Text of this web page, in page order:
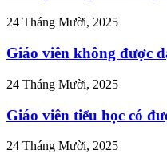
24 Tháng Mười, 2025
Giáo viên không được
24 Tháng Mười, 2025
Giáo viên tiểu học có
24 Tháng Mười, 2025